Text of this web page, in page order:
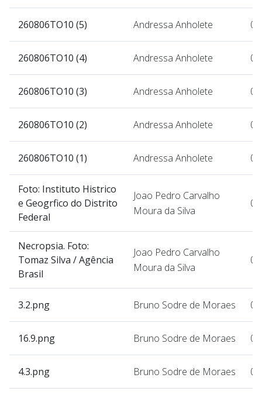
260806TO10 (5) Andressa Anholete
260806TO10 (4) Andressa Anholete
260806TO10 (3) Andressa Anholete
260806TO10 (2) Andressa Anholete
260806TO10 (1) Andressa Anholete
Foto: Instituto Histrico
e Geogrfico do Distrito
Federal
Joao Pedro Carvalho
Moura da Silva
Necropsia. Foto:
Tomaz Silva / Agência
Brasil
Joao Pedro Carvalho
Moura da Silva
3.2.png Bruno Sodre de Moraes
16.9.png Bruno Sodre de Moraes
4.3.png Bruno Sodre de Moraes